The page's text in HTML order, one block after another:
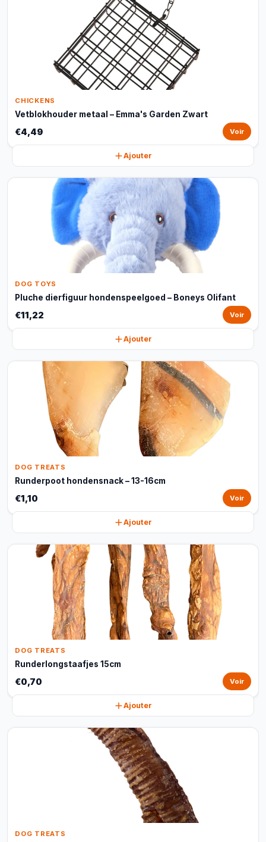
CHICKENS
Vetblokhouder metaal – Emma's Garden Zwart
€4,49 Voir
Ajouter
DOG TOYS
Pluche dierfiguur hondenspeelgoed – Boneys Olifant
€11,22 Voir
Ajouter
DOG TREATS
Runderpoot hondensnack – 13-16cm
€1,10 Voir
Ajouter
DOG TREATS
Runderlongstaafjes 15cm
€0,70 Voir
Ajouter
DOG TREATS